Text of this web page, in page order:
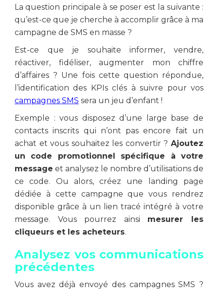
La question principale à se poser est la suivante :
qu’est-ce que je cherche à accomplir grâce à ma
campagne de SMS en masse ?
Est-ce que je souhaite informer, vendre,
réactiver, fidéliser, augmenter mon chiffre
d’affaires ? Une fois cette question répondue,
l’identification des KPIs clés à suivre pour vos
campagnes SMS sera un jeu d’enfant !
Exemple : vous disposez d’une large base de
contacts inscrits qui n’ont pas encore fait un
achat et vous souhaitez les convertir ? Ajoutez
un code promotionnel spécifique à votre
message et analysez le nombre d’utilisations de
ce code. Ou alors, créez une landing page
dédiée à cette campagne que vous rendrez
disponible grâce à un lien tracé intégré à votre
message. Vous pourrez ainsi mesurer les
cliqueurs et les acheteurs.
Analysez vos communications
précédentes
Vous avez déjà envoyé des campagnes SMS ?